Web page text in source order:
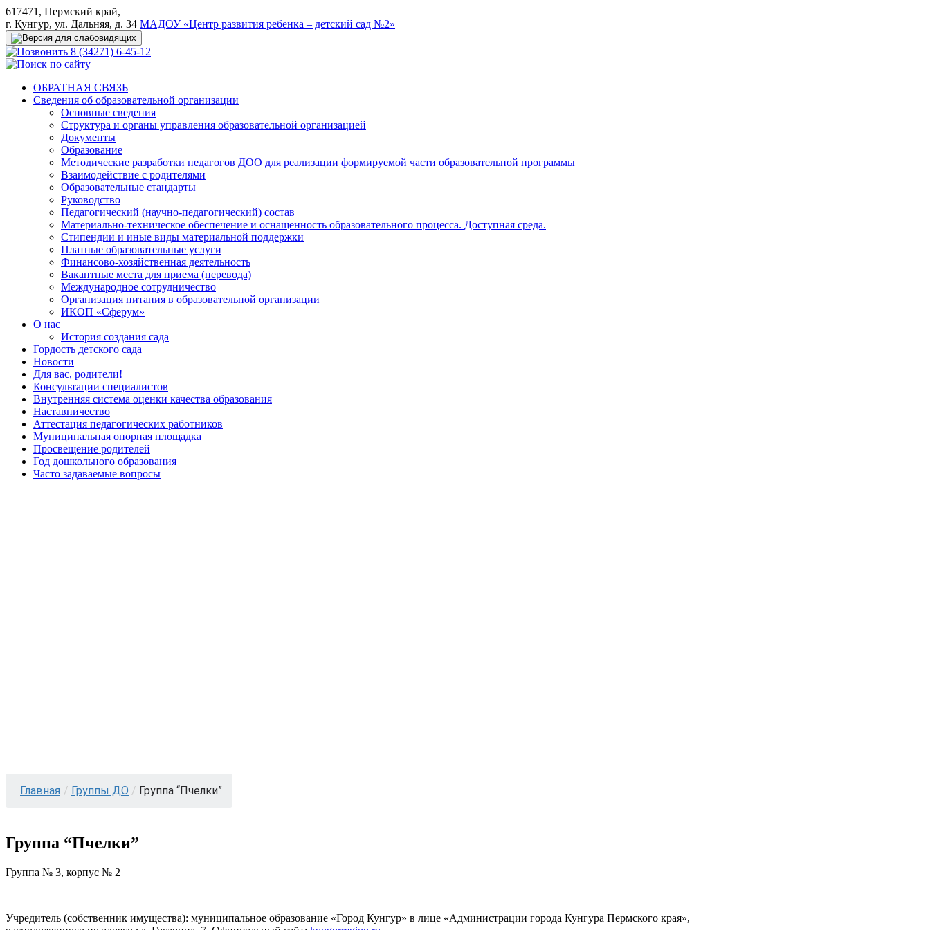
617471, Пермский край,
г. Кунгур, ул. Дальняя, д. 34 МАДОУ «Центр развития ребенка – детский сад №2»
8 (34271) 6-45-12
ОБРАТНАЯ СВЯЗЬ
Сведения об образовательной организации
Основные сведения
Структура и органы управления образовательной организацией
Документы
Образование
Методические разработки педагогов ДОО для реализации формируемой части образовательной программы
Взаимодействие с родителями
Образовательные стандарты
Руководство
Педагогический (научно-педагогический) состав
Материально-техническое обеспечение и оснащенность образовательного процесса. Доступная среда.
Стипендии и иные виды материальной поддержки
Платные образовательные услуги
Финансово-хозяйственная деятельность
Вакантные места для приема (перевода)
Международное сотрудничество
Организация питания в образовательной организации
ИКОП «Сферум»
О нас
История создания сада
Гордость детского сада
Новости
Для вас, родители!
Консультации специалистов
Внутренняя система оценки качества образования
Наставничество
Аттестация педагогических работников
Муниципальная опорная площадка
Просвещение родителей
Год дошкольного образования
Часто задаваемые вопросы
Главная / Группы ДО / Группа “Пчелки”
Группа “Пчелки”
Группа № 3, корпус № 2
Учредитель (собственник имущества): муниципальное образование «Город Кунгур» в лице «Администрации города Кунгура Пермского края»,